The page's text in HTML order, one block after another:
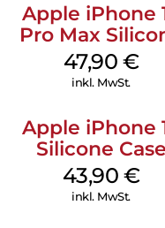
Apple iPhone
Pro Max
Case MagSafe
Black
47,90 €
inkl. MwSt.
Apple iPhone
Silicone Case
MagSafe Plum
43,90 €
inkl. MwSt.